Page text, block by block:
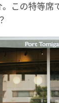
この特等席